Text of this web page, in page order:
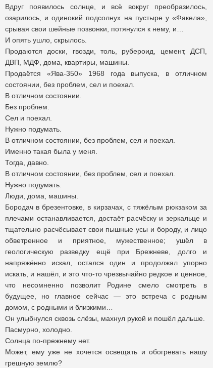
Вдруг появилось солнце, и всё вокруг преобразилось,
озарилось, и одинокий подсолнух на пустыре у «Факела»,
срывая свои шейные позвонки, потянулся к нему, и…
И опять ушло, скрылось.
Продаются доски, гвозди, толь, рубероид, цемент, ДСП,
ДВП, МДФ, дома, квартиры, машины.
Продаётся «Ява-350» 1968 года выпуска, в отличном
состоянии, без проблем, сел и поехал.
В отличном состоянии.
Без проблем.
Сел и поехал.
Нужно подумать.
В отличном состоянии, без проблем, сел и поехал.
Именно такая была у меня.
Тогда, давно.
В отличном состоянии, без проблем, сел и поехал.
Нужно подумать.
Люди, дома, машины.
Бородач в брезентовке, в кирзачах, с тяжёлым рюкзаком за
плечами останавливается, достаёт расчёску и зеркальце и
тщательно расчёсывает свои пышные усы и бороду, и лицо
обветренное и приятное, мужественное; ушёл в
геологическую разведку ещё при Брежневе, долго и
напряжённо искал, остался один и продолжал упорно
искать, и нашёл, и это что-то чрезвычайно редкое и ценное,
что несомненно позволит Родине смело смотреть в
будущее, но главное сейчас — это встреча с родным
домом, с родными и близкими…
Он улыбнулся сквозь слёзы, махнул рукой и пошёл дальше.
Пасмурно, холодно.
Солнца по-прежнему нет.
Может, ему уже не хочется освещать и обогревать нашу
грешную землю?